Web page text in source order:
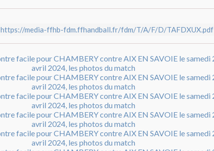
https://media-ffhb-fdm.ffhandball.fr/fdm/T/A/F/D/TAFDXUX.pdf